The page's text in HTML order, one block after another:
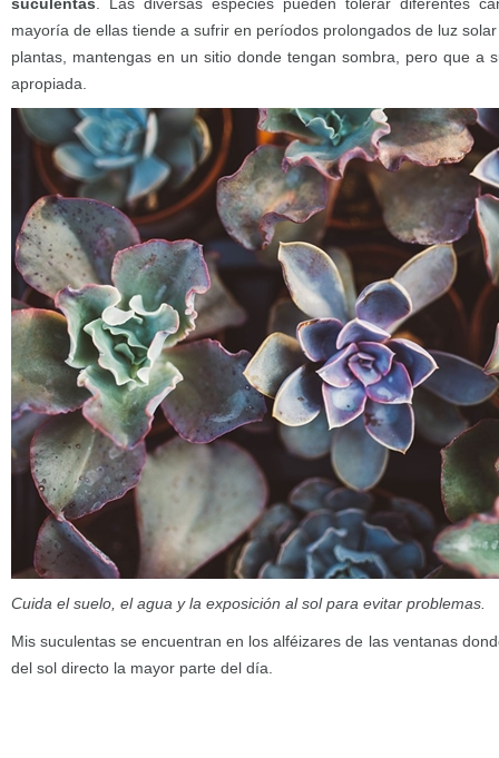
mayoría de ellas tiende a sufrir en períodos prolongados de luz
plantas, mantengas en un sitio donde tengan sombra, pero que a
apropiada.
Cuida el suelo, el agua y la exposición al sol para evitar problemas.
Mis suculentas se encuentran en los alféizares de las ventanas
del sol directo la mayor parte del día.